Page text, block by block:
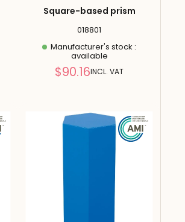
Square-based prism
018801
Manufacturer's stock :
available
Reduced
$90.16INCL. VAT